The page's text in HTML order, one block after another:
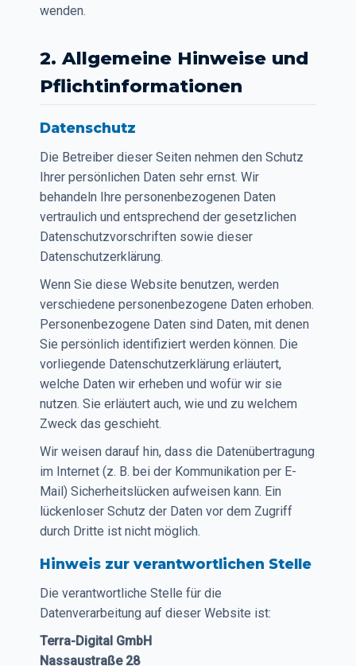
wenden.
2. Allgemeine Hinweise und
Pflichtinformationen
Datenschutz
Die Betreiber dieser Seiten nehmen den Schutz
Ihrer persönlichen Daten sehr ernst. Wir
behandeln Ihre personenbezogenen Daten
vertraulich und entsprechend der gesetzlichen
Datenschutzvorschriften sowie dieser
Datenschutzerklärung.
Wenn Sie diese Website benutzen, werden
verschiedene personenbezogene Daten erhoben.
Personenbezogene Daten sind Daten, mit denen
Sie persönlich identifiziert werden können. Die
vorliegende Datenschutzerklärung erläutert,
welche Daten wir erheben und wofür wir sie
nutzen. Sie erläutert auch, wie und zu welchem
Zweck das geschieht.
Wir weisen darauf hin, dass die Datenübertragung
im Internet (z. B. bei der Kommunikation per E-
Mail) Sicherheitslücken aufweisen kann. Ein
lückenloser Schutz der Daten vor dem Zugriff
durch Dritte ist nicht möglich.
Hinweis zur verantwortlichen Stelle
Die verantwortliche Stelle für die
Datenverarbeitung auf dieser Website ist:
Terra-Digital GmbH
Nassaustraße 28